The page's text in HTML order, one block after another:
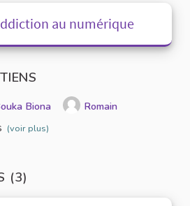
au numérique
Biona Romain
(voir plus)
(3)